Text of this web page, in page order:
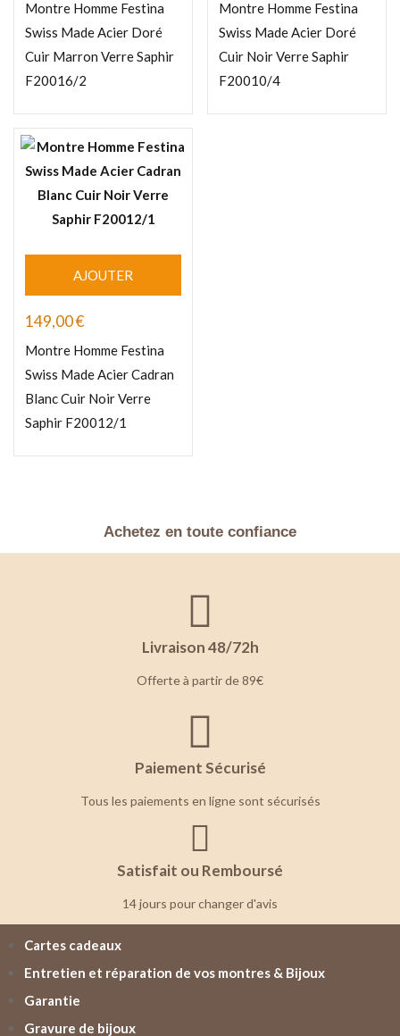
Montre Homme Festina
Swiss Made Acier Doré
Cuir Marron Verre Saphir
F20016/2
Montre Homme Festina
Swiss Made Acier Doré
Cuir Noir Verre Saphir
F20010/4
AJOUTER
149,00€
Montre Homme Festina
Swiss Made Acier Cadran
Blanc Cuir Noir Verre
Saphir F20012/1
Achetez en toute confiance
Livraison 48/72h
Offerte à partir de 89€
Paiement Sécurisé
Tous les paiements en ligne sont sécurisés
Satisfait ou Remboursé
14 jours pour changer d'avis
Cartes cadeaux
Entretien et réparation de vos montres & Bijoux
Garantie
Gravure de bijoux